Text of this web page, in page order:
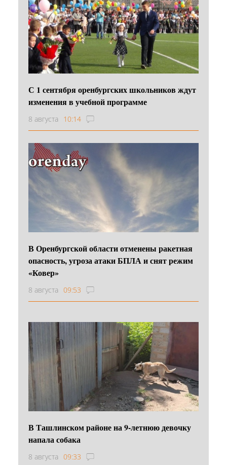
С 1 сентября оренбургских школьников ждут
изменения в учебной программе
8 августа 10:14
В Оренбургской области отменены ракетная
опасность, угроза атаки БПЛА и снят режим
«Ковер»
8 августа 09:53
В Ташлинском районе на 9-летнюю девочку
напала собака
8 августа 09:33